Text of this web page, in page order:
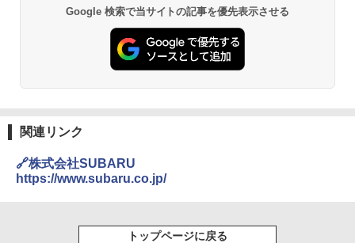
Google 検索で当サイトの記事を優先表示させる
関連リンク
🔗株式会社SUBARU
https://www.subaru.co.jp/
トップページに戻る